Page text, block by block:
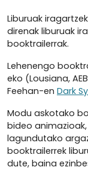
Liburuak
direnak liburuak
booktrailerrak.
Lehenengo
eko (Lousiana,
Feehan-en Dark
Modu askotako
bideo
lagundutako
booktrailerrek
dute, baina